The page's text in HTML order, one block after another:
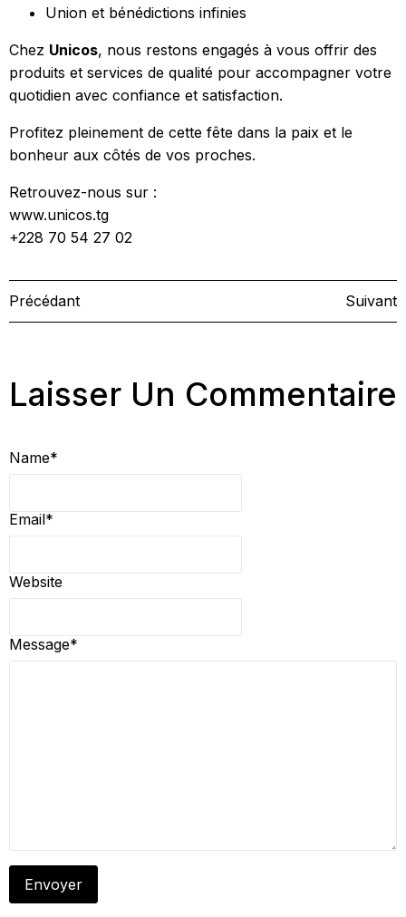
Union et bénédictions infinies
Chez Unicos, nous restons engagés à vous offrir des
produits et services de qualité pour accompagner votre
quotidien avec confiance et satisfaction.
Profitez pleinement de cette fête dans la paix et le
bonheur aux côtés de vos proches.
Retrouvez-nous sur :
www.unicos.tg
+228 70 54 27 02
Précédant Suivant
Laisser Un Commentaire
Message*
Name*
Email*
Website